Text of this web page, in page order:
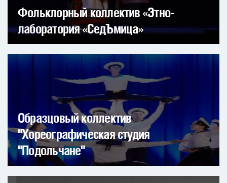
Фольклорный коллектив «Этно-
лаборатория «СедЪмица»
Образцовый коллектив
"Хореографическая студия
"Подольчане"